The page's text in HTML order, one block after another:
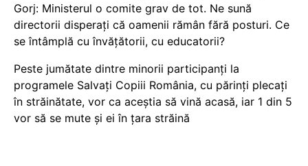
Gorj: Ministerul o comite grav de tot. Ne sună
directorii disperați că oamenii rămân fără posturi. Ce
se întâmplă cu învățătorii, cu educatorii?
Peste jumătate dintre minorii participanți la
programele Salvați Copiii România, cu părinți plecați
în străinătate, vor ca aceștia să vină acasă, iar 1 din 5
vor să se mute și ei în țara străină